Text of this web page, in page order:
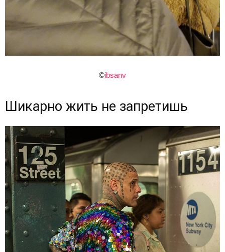
©ibsanv
Шикарно жить не запретишь